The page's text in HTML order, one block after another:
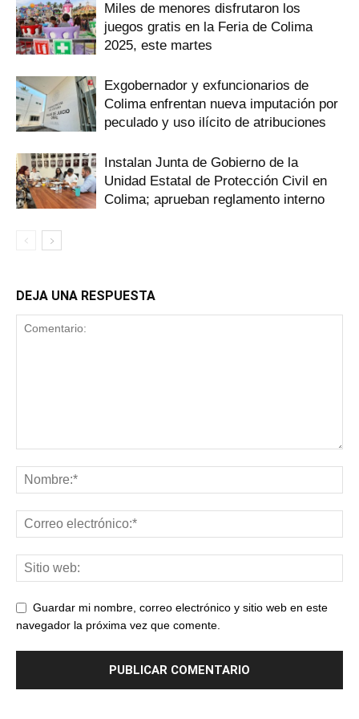
Miles de menores disfrutaron los
juegos gratis en la Feria de Colima
2025, este martes
Exgobernador y exfuncionarios de
Colima enfrentan nueva imputación por
peculado y uso ilícito de atribuciones
Instalan Junta de Gobierno de la
Unidad Estatal de Protección Civil en
Colima; aprueban reglamento interno
DEJA UNA RESPUESTA
Guardar mi nombre, correo electrónico y sitio web en este
navegador la próxima vez que comente.